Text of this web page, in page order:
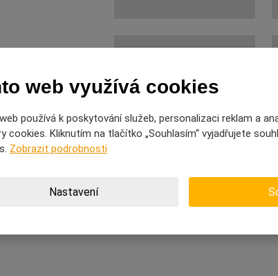
web využívá cookies
používá k poskytování služeb, personalizaci reklam a
cookies. Kliknutím na tlačítko „Souhlasím“ vyjadřujete
Zobrazit podrobnosti
Nastavení